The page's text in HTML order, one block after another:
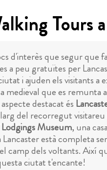
Tours
d'interès que segur
a peu gratuïtes per
i ajuden els visitants
medieval que es remunta
destacat és
del recorregut
Museum, una
està completa
camp dels voltants. Així
ciutat t'encante!